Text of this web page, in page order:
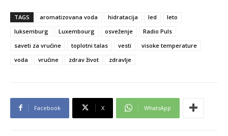
TAGS aromatizovana voda hidratacija led
leto
luksemburg
Luxembourg osveženje
Radio Puls
saveti za vrućine
toplotni talas vesti
visoke temperature
voda
vrućine zdrav život zdravlje
Facebook X WhatsApp